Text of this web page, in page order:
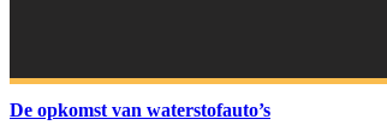
De opkomst van waterstofauto’s